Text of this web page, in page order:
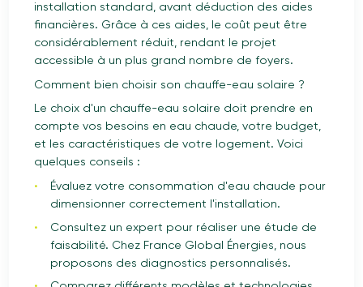
installation standard, avant déduction des aides
financières. Grâce à ces aides, le coût peut être
considérablement réduit, rendant le projet
accessible à un plus grand nombre de foyers.
Comment bien choisir son chauffe-eau solaire ?
Le choix d'un chauffe-eau solaire doit prendre en
compte vos besoins en eau chaude, votre budget,
et les caractéristiques de votre logement. Voici
quelques conseils :
Évaluez votre consommation d'eau chaude pour
dimensionner correctement l'installation.
Consultez un expert pour réaliser une étude de
faisabilité. Chez France Global Énergies, nous
proposons des diagnostics personnalisés.